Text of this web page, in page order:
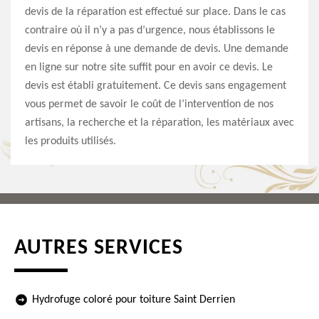
devis de la réparation est effectué sur place. Dans le cas
contraire où il n’y a pas d’urgence, nous établissons le
devis en réponse à une demande de devis. Une demande
en ligne sur notre site suffit pour en avoir ce devis. Le
devis est établi gratuitement. Ce devis sans engagement
vous permet de savoir le coût de l’intervention de nos
artisans, la recherche et la réparation, les matériaux avec
les produits utilisés.
AUTRES SERVICES
Hydrofuge coloré pour toiture Saint Derrien